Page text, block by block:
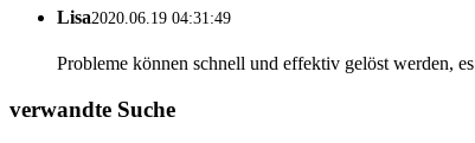
Lisa2020.06.19 04:31:49
Probleme können schnell und effektiv gelöst werden,
verwandte Suche